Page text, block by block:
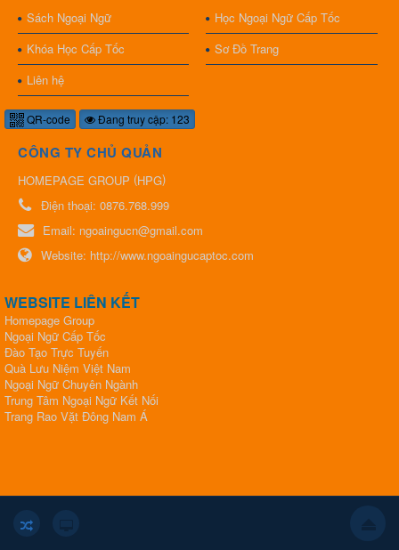
Sách Ngoại Ngữ
Học Ngoại Ngữ Cấp Tốc
Khóa Học Cấp Tốc
Sơ Đồ Trang
Liên hệ
QR-code Đang truy cập: 123
CÔNG TY CHỦ QUẢN
HOMEPAGE GROUP (HPG)
Điện thoại: 0876.768.999
Email: ngoaingucn@gmail.com
Website: http://www.ngoaingucaptoc.com
WEBSITE LIÊN KẾT
Homepage Group
Ngoại Ngữ Cấp Tốc
Đào Tạo Trực Tuyến
Quà Lưu Niệm Việt Nam
Ngoại Ngữ Chuyên Ngành
Trung Tâm Ngoại Ngữ Kết Nối
​​​​​​​Trang Rao Vặt Đông Nam Á